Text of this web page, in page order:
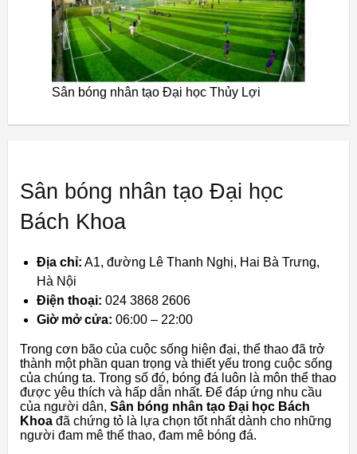
Sân bóng nhân tạo Đại học Thủy Lợi
Sân bóng nhân tạo Đại học
Bách Khoa
Địa chỉ: A1, đường Lê Thanh Nghị, Hai Bà Trưng,
Hà Nội
Điện thoại: 024 3868 2606
Giờ mở cửa: 06:00 – 22:00
Trong cơn bão của cuộc sống hiện đại, thể thao đã trở
thành một phần quan trọng và thiết yếu trong cuộc sống
của chúng ta. Trong số đó, bóng đá luôn là môn thể thao
được yêu thích và hấp dẫn nhất. Để đáp ứng nhu cầu
của người dân, Sân bóng nhân tạo Đại học Bách
Khoa đã chứng tỏ là lựa chọn tốt nhất dành cho những
người đam mê thể thao, đam mê bóng đá.